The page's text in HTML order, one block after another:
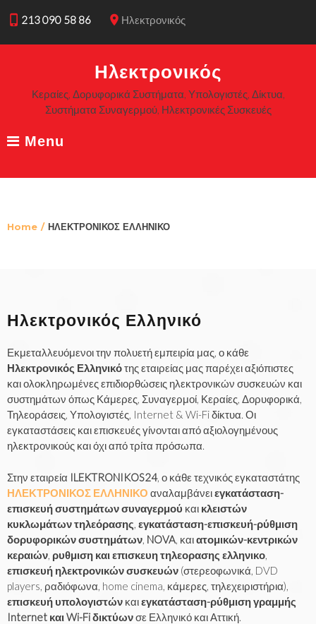
n
phone_iphone 213 090 58 86 place Ηλεκτρονικός
Ηλεκτρονικός
Κεραίες, Δορυφορικά Συστήματα, Υπολογιστές, Δίκτυα,
Συστήματα Συναγερμού, Ηλεκτρονικές Συσκευές
Menu
Home / ΗΛΕΚΤΡΟΝΙΚΟΣ ΕΛΛΗΝΙΚΟ
Λ
Ε
Κ
Τ
Ρ
Ο
Ν
Ι
Κ
Ο
Σ
Ε
Ηλεκτρονικός Ελληνικό
Εκμεταλλευόμενοι την πολυετή εμπειρία μας, ο κάθε
Ηλεκτρονικός Ελληνικότης εταιρείας μας παρέχει αξιόπιστες
και ολοκληρωμένες επιδιορθώσεις ηλεκτρονικών συσκευών και
συστημάτων όπως Κάμερες, Συναγερμοί, Κεραίες, Δορυφορικά,
Τηλεοράσεις, Υπολογιστές, Internet & Wi-Fi δίκτυα. Οι
εγκαταστάσεις και επισκευές γίνονται από αξιολογημένους
ηλεκτρονικούς και όχι από τρίτα πρόσωπα.
Στην εταιρεία ILEKTRONIKOS24, ο κάθε τεχνικός εγκαταστάτης
ΗΛΕΚΤΡΟΝΙΚΟΣ ΕΛΛΗΝΙΚΟ αναλαμβάνειεγκατάσταση-
επισκευή συστημάτων συναγερμού και κλειστών
κυκλωμάτων τηλεόρασης εγκατάσταση-επισκευή-ρύθμιση
δορυφορικών συστημάτων NOVA , καιατομικών-κεντρικών
κεραιών ρυθμιση και επισκευη τηλεορασης ελληνικο
επισκευή ηλεκτρονικών συσκευών (στερεοφωνικά, DVD
players, ραδιόφωνα, home cinema, κάμερες, τηλεχειριστήρια),
επισκευή υπολογιστών καιεγκατάσταση-ρύθμιση γραμμής
Internet και Wi-Fi δικτύωνσε Ελληνικό και Αττική.